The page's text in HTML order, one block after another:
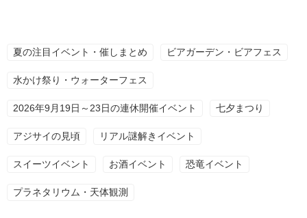
夏の注目イベント・催しまとめ ビアガーデン・ビアフェス
水かけ祭り・ウォーターフェス
2026年9月19日～23日の連休開催イベント 七夕まつり
アジサイの見頃 リアル謎解きイベント
スイーツイベント お酒イベント 恐竜イベント
プラネタリウム・天体観測